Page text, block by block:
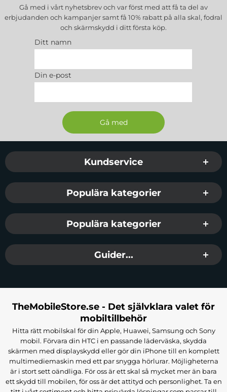
Gå med i vårt nyhetsbrev och var först med att få ta del av
erbjudanden och kampanjer samt få 10% rabatt på alla skal, fodral
och skärmskydd i ditt första köp.
Ditt namn
Din e-post
Sidfot Blandad info och länkar
Kundservice
Populära kategorier
Populära kategorier
Guider...
TheMobileStore.se - Det självklara valet för
mobiltillbehör
Hitta rätt mobilskal för din Apple, Huawei, Samsung och Sony
mobil. Förvara din HTC i en passande läderväska, skydda
skärmen med displayskydd eller gör din iPhone till en komplett
multimediemaskin med ett par snygga hörlurar. Möjligheterna
är i stort sett oändliga. För oss är ett skal så mycket mer än bara
ett skydd till mobilen, för oss är det attityd och personlighet. Ta en